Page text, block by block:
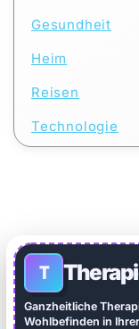
Gesundheit
Heim
Reisen
Technologie
T
Ganzheitliche
Wohlbefinden in